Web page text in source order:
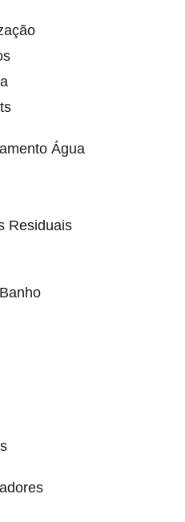
Água
Residuais